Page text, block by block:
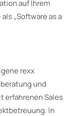
auf Ihrem
„Software as a
rexx
und
erfahrenen Sales
In